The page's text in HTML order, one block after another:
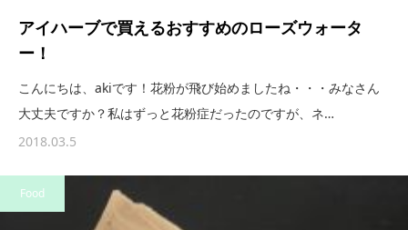
アイハーブで買えるおすすめのローズウォータ
ー！
こんにちは、akiです！花粉が飛び始めましたね・・・みなさん
大丈夫ですか？私はずっと花粉症だったのですが、ネ…
2018.03.5
Food